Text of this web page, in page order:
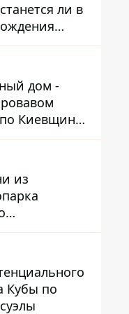
ли в
дом -
Киевщине,
из
меркам ему
Кубы по